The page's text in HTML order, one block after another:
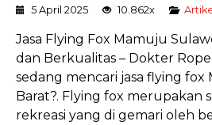
5 April 2025 10.862x
Jasa Flying Fox Mamuju
dan Berkualitas – Dokter
sedang mencari jasa flying fox
Barat?. Flying fox merupakan
rekreasi yang di gemari oleh